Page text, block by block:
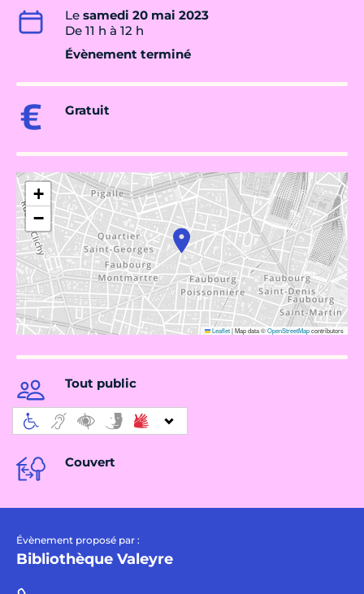
Le samedi 20 mai 2023
De 11 h à 12 h
Évènement terminé
Gratuit
+
−
Leaflet|Map data ©OpenStreetMapcontributors
Tout public
Couvert
Évènement proposé par :
Bibliothèque Valeyre